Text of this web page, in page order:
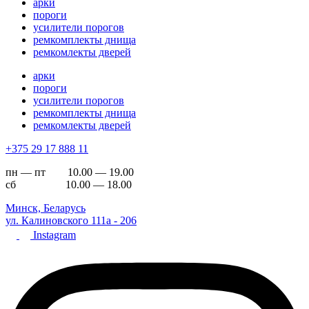
пороги
усилители порогов
ремкомплекты днища
ремкомлекты дверей
арки
пороги
усилители порогов
ремкомплекты днища
ремкомлекты дверей
+375 29 17 888 11
пн — пт 10.00 — 19.00
сб 10.00 — 18.00
Минск, Беларусь
ул. Калиновского 111а - 206
Instagram